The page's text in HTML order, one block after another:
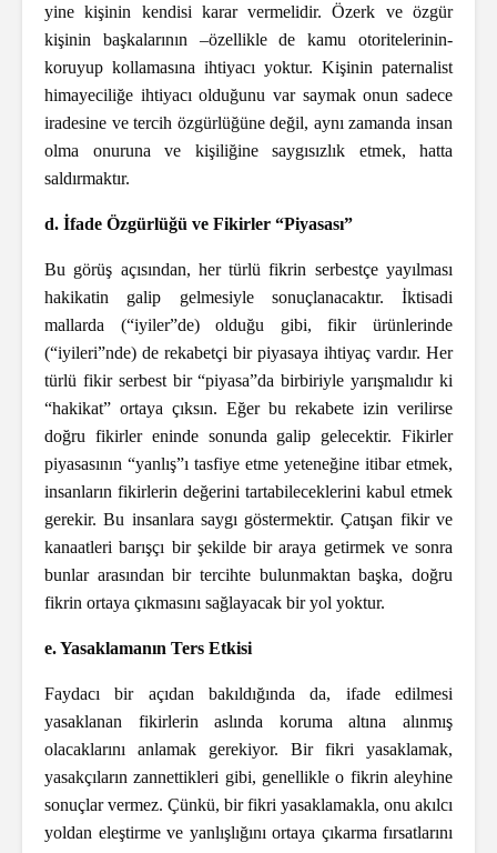
yine kişinin kendisi karar vermelidir. Özerk ve özgür
kişinin başkalarının –özellikle de kamu otoritelerinin-
koruyup kollamasına ihtiyacı yoktur. Kişinin paternalist
himayeciliğe ihtiyacı olduğunu var saymak onun sadece
iradesine ve tercih özgürlüğüne değil, aynı zamanda insan
olma onuruna ve kişiliğine saygısızlık etmek, hatta
saldırmaktır.
d. İfade Özgürlüğü ve Fikirler “Piyasası”
Bu görüş açısından, her türlü fikrin serbestçe yayılması
hakikatin galip gelmesiyle sonuçlanacaktır. İktisadi
mallarda (“iyiler”de) olduğu gibi, fikir ürünlerinde
(“iyileri”nde) de rekabetçi bir piyasaya ihtiyaç vardır. Her
türlü fikir serbest bir “piyasa”da birbiriyle yarışmalıdır ki
“hakikat” ortaya çıksın. Eğer bu rekabete izin verilirse
doğru fikirler eninde sonunda galip gelecektir. Fikirler
piyasasının “yanlış”ı tasfiye etme yeteneğine itibar etmek,
insanların fikirlerin değerini tartabileceklerini kabul etmek
gerekir. Bu insanlara saygı göstermektir. Çatışan fikir ve
kanaatleri barışçı bir şekilde bir araya getirmek ve sonra
bunlar arasından bir tercihte bulunmaktan başka, doğru
fikrin ortaya çıkmasını sağlayacak bir yol yoktur.
e. Yasaklamanın Ters Etkisi
Faydacı bir açıdan bakıldığında da, ifade edilmesi
yasaklanan fikirlerin aslında koruma altına alınmış
olacaklarını anlamak gerekiyor. Bir fikri yasaklamak,
yasakçıların zannettikleri gibi, genellikle o fikrin aleyhine
sonuçlar vermez. Çünkü, bir fikri yasaklamakla, onu akılcı
yoldan eleştirme ve yanlışlığını ortaya çıkarma fırsatlarını